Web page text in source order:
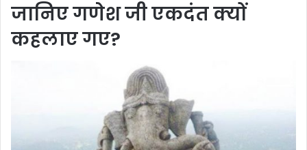
जानिए गणेश जी एकदंत क्यों
कहलाए गए?